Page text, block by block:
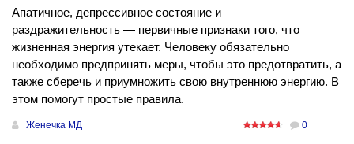
Апатичное, депрессивное состояние и
раздражительность — первичные признаки того, что
жизненная энергия утекает. Человеку обязательно
необходимо предпринять меры, чтобы это предотвратить, а
также сберечь и приумножить свою внутреннюю энергию. В
этом помогут простые правила.
Женечка МД 0